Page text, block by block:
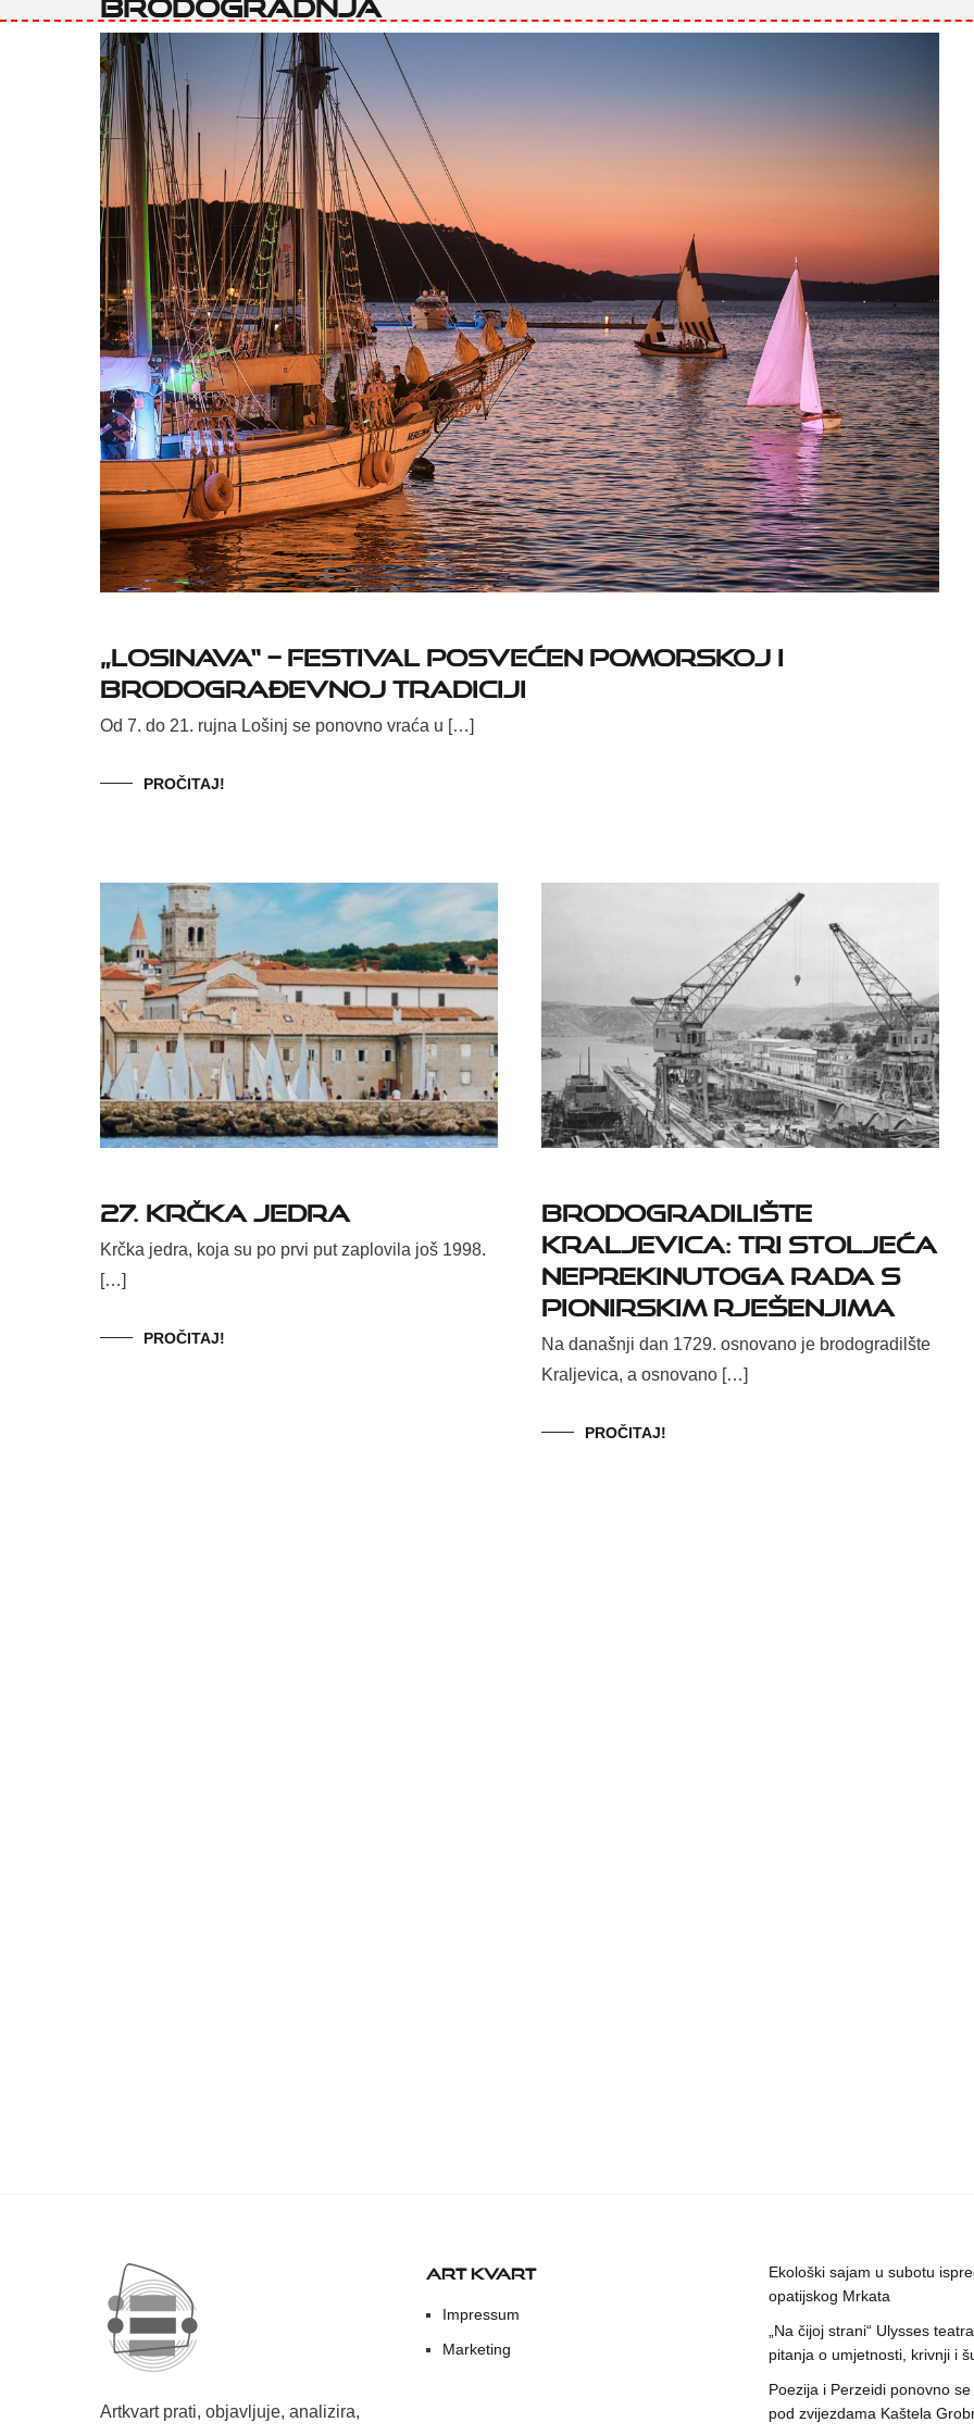
„LOSINAVA“ – FESTIVAL POSVEĆEN POMORSKOJ I
BRODOGRAĐEVNOJ TRADICIJI
Od 7. do 21. rujna Lošinj se ponovno vraća u […]
PROČITAJ!
27. KRČKA JEDRA
Krčka jedra, koja su po prvi put zaplovila još 1998.
[…]
PROČITAJ!
Brodogradilište
Kraljevica: tri stoljeća
neprekinutoga rada s
pionirskim rješenjima
Na današnji dan 1729. osnovano je brodogradilšte
Kraljevica, a osnovano […]
PROČITAJ!
Artkvart prati, objavljuje, analizira,
ART KVART
Impressum
Marketing
Ekološki sajam u subotu
opatijskog Mrkata
„Na čijoj strani“ Ulysses
pitanja o umjetnosti, krivnji i
Poezija i Perzeidi ponovno
pod zvijezdama Kaštela